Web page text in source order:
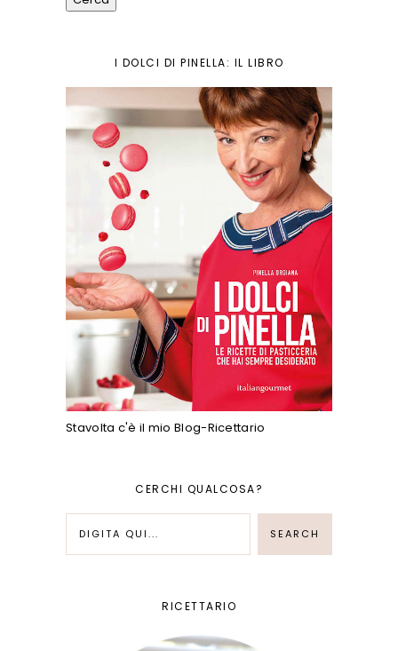
I DOLCI DI PINELLA: IL LIBRO
Stavolta c'è il mio Blog-Ricettario
CERCHI QUALCOSA?
RICETTARIO